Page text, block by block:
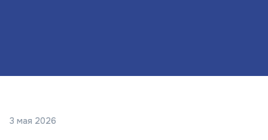
3 мая 2026